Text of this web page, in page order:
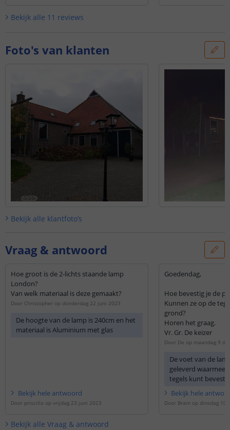
Bekijk alle 11 reviews
Foto's van klanten
Bekijk alle klantfoto’s
Vraag & antwoord
Hoe groot is de 2-lichts staande lamp
London?
Van welk materiaal is deze gemaakt?
Door Christopher op donderdag 22 juni 2023
De hoogte van de lamp is 240cm en het
materiaal is Aluminium met glas
Bekijk hele antwoord
Door priscilla op vrijdag 23 juni 2023
Goedendag,
Hoe bevestig je de
Kunnen ze op de
grond?
Horen het graag.
Vr. Gr. De keizer
Door De op maandag 9
De voet van de
geleverd waarmee
tegels kunt
Bekijk hele
Door Bram op dinsdag 10
Bekijk alle Vraag & antwoord